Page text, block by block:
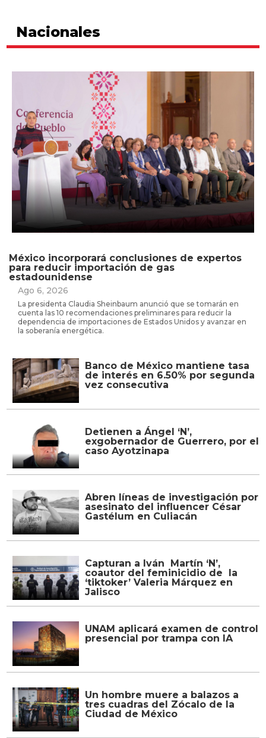
Nacionales
México incorporará conclusiones de expertos
para reducir importación de gas
estadounidense
Ago 6, 2026
La presidenta Claudia Sheinbaum anunció que se tomarán en
cuenta las 10 recomendaciones preliminares para reducir la
dependencia de importaciones de Estados Unidos y avanzar en
la soberanía energética.
Banco de México mantiene tasa
de interés en 6.50% por segunda
vez consecutiva
Detienen a Ángel ‘N’,
exgobernador de Guerrero, por el
caso Ayotzinapa
Abren líneas de investigación por
asesinato del influencer César
Gastélum en Culiacán
Capturan a Iván Martín ‘N’,
coautor del feminicidio de la
‘tiktoker’ Valeria Márquez en
Jalisco
UNAM aplicará examen de control
presencial por trampa con IA
Un hombre muere a balazos a
tres cuadras del Zócalo de la
Ciudad de México